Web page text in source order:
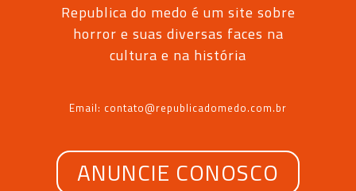
Republica do medo é um site sobre
horror e suas diversas faces na
cultura e na história
Email: contato@republicadomedo.com.br
ANUNCIE CONOSCO